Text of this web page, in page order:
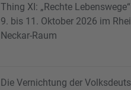
Thing XI: „Rechte
9. bis 11. Oktober 2026 im
Neckar-Raum
Die Vernichtung der